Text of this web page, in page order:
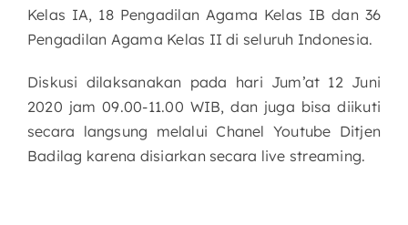
Kelas IA, 18 Pengadilan Agama Kelas IB dan 36
Pengadilan Agama Kelas II di seluruh Indonesia.
Diskusi dilaksanakan pada hari Jum’at 12 Juni
2020 jam 09.00-11.00 WIB, dan juga bisa diikuti
secara langsung melalui Chanel Youtube Ditjen
Badilag karena disiarkan secara live streaming.